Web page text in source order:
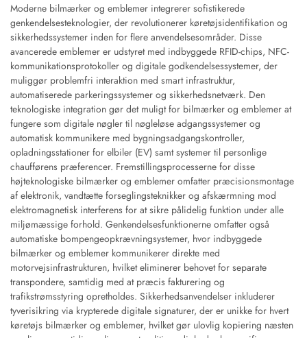
Moderne bilmærker og emblemer integrerer sofistikerede
genkendelsesteknologier, der revolutionerer køretøjsidentifikation og
sikkerhedssystemer inden for flere anvendelsesområder. Disse
avancerede emblemer er udstyret med indbyggede RFID-chips, NFC-
kommunikationsprotokoller og digitale godkendelsessystemer, der
muliggør problemfri interaktion med smart infrastruktur,
automatiserede parkeringssystemer og sikkerhedsnetværk. Den
teknologiske integration gør det muligt for bilmærker og emblemer at
fungere som digitale nøgler til nøgleløse adgangssystemer og
automatisk kommunikere med bygningsadgangskontroller,
opladningsstationer for elbiler (EV) samt systemer til personlige
chaufførens præferencer. Fremstillingsprocesserne for disse
højteknologiske bilmærker og emblemer omfatter præcisionsmontage
af elektronik, vandtætte forseglingsteknikker og afskærmning mod
elektromagnetisk interferens for at sikre pålidelig funktion under alle
miljømæssige forhold. Genkendelsesfunktionerne omfatter også
automatiske bompengeopkrævningsystemer, hvor indbyggede
bilmærker og emblemer kommunikerer direkte med
motorvejsinfrastrukturen, hvilket eliminerer behovet for separate
transpondere, samtidig med at præcis fakturering og
trafikstrømsstyring opretholdes. Sikkerhedsanvendelser inkluderer
tyverisikring via krypterede digitale signaturer, der er unikke for hvert
køretøjs bilmærker og emblemer, hvilket gør ulovlig kopiering næsten